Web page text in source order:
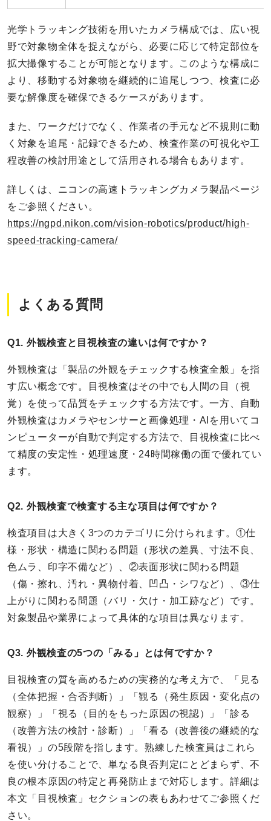
光学トラッキング技術を用いたカメラ構成では、広い視
野で対象物全体を捉えながら、必要に応じて特定部位を
拡大撮像することが可能となります。このような構成に
より、移動する対象物を継続的に追尾しつつ、検査に必
要な解像度を確保できるケースがあります。
また、ワークだけでなく、作業者の手元など不規則に動
く対象を追尾・記録できるため、検査作業の可視化や工
程改善の検討用途として活用される場合もあります。
詳しくは、ニコンの高速トラッキングカメラ製品ページ
をご参照ください。
https://ngpd.nikon.com/vision-robotics/product/high-
speed-tracking-camera/
よくある質問
Q1. 外観検査と目視検査の違いは何ですか？
外観検査は「製品の外観をチェックする検査全般」を指
す広い概念です。目視検査はその中でも人間の目（視
覚）を使って品質をチェックする方法です。一方、自動
外観検査はカメラやセンサーと画像処理・AIを用いてコ
ンピューターが自動で判定する方法で、目視検査に比べ
て精度の安定性・処理速度・24時間稼働の面で優れてい
ます。
Q2. 外観検査で検査する主な項目は何ですか？
検査項目は大きく3つのカテゴリに分けられます。①仕
様・形状・構造に関わる問題（形状の差異、寸法不良、
色ムラ、印字不備など）、②表面形状に関わる問題
（傷・擦れ、汚れ・異物付着、凹凸・シワなど）、③仕
上がりに関わる問題（バリ・欠け・加工跡など）です。
対象製品や業界によって具体的な項目は異なります。
Q3. 外観検査の5つの「みる」とは何ですか？
目視検査の質を高めるための実務的な考え方で、「見る
（全体把握・合否判断）」「観る（発生原因・変化点の
観察）」「視る（目的をもった原因の視認）」「診る
（改善方法の検討・診断）」「看る（改善後の継続的な
看視）」の5段階を指します。熟練した検査員はこれら
を使い分けることで、単なる良否判定にとどまらず、不
良の根本原因の特定と再発防止まで対応します。詳細は
本文「目視検査」セクションの表もあわせてご参照くだ
さい。